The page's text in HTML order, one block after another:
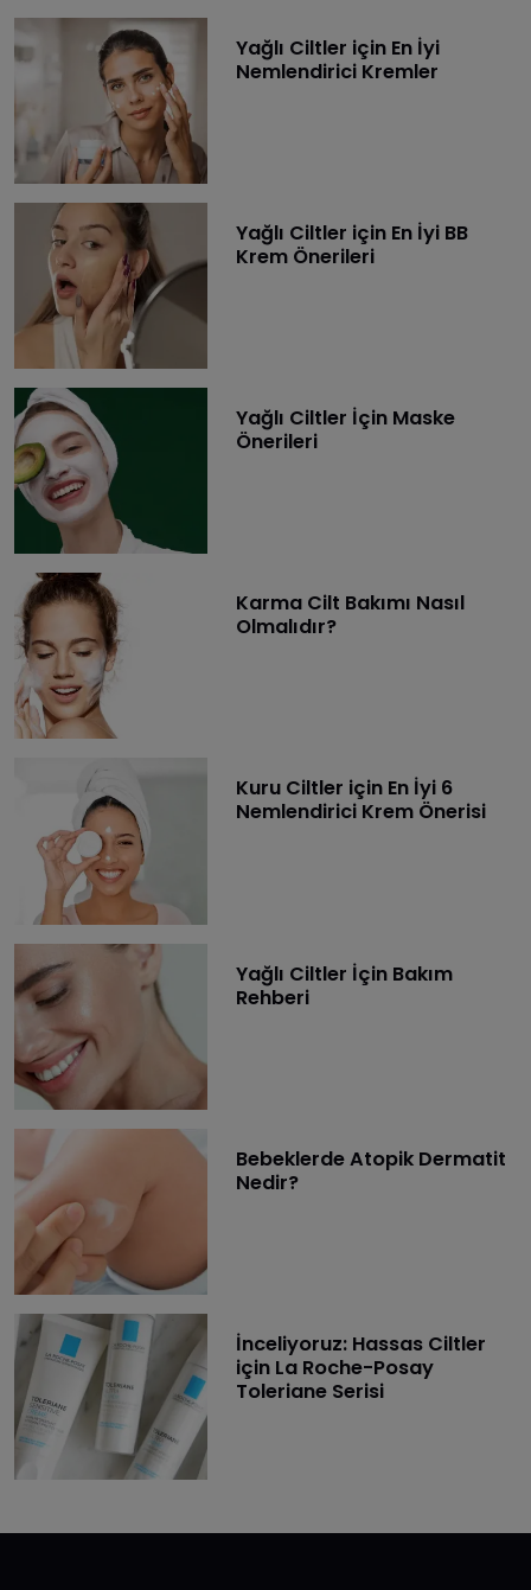
Yağlı Ciltler için En İyi
Nemlendirici Kremler
Yağlı Ciltler için En İyi BB
Krem Önerileri
Yağlı Ciltler İçin Maske
Önerileri
Karma Cilt Bakımı Nasıl
Olmalıdır?
Kuru Ciltler için En İyi 6
Nemlendirici Krem Önerisi
Yağlı Ciltler İçin Bakım
Rehberi
Bebeklerde Atopik Dermatit
Nedir?
İnceliyoruz: Hassas Ciltler
için La Roche-Posay
Toleriane Serisi